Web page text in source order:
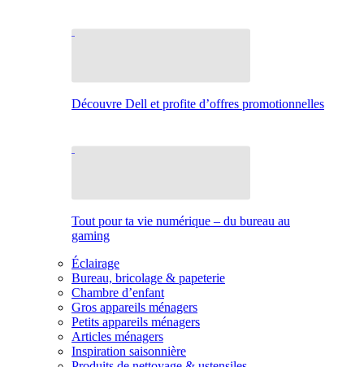
Découvre Dell et profite d’offres promotionnelles
Tout pour ta vie numérique – du bureau au
gaming
Éclairage
Bureau, bricolage & papeterie
Chambre d’enfant
Gros appareils ménagers
Petits appareils ménagers
Articles ménagers
Inspiration saisonnière